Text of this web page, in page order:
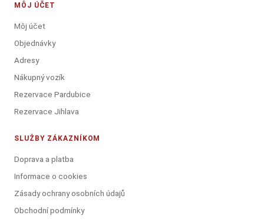
MÔJ ÚČET
Môj účet
Objednávky
Adresy
Nákupný vozík
Rezervace Pardubice
Rezervace Jihlava
SLUŽBY ZÁKAZNÍKOM
Doprava a platba
Informace o cookies
Zásady ochrany osobních údajů
Obchodní podmínky